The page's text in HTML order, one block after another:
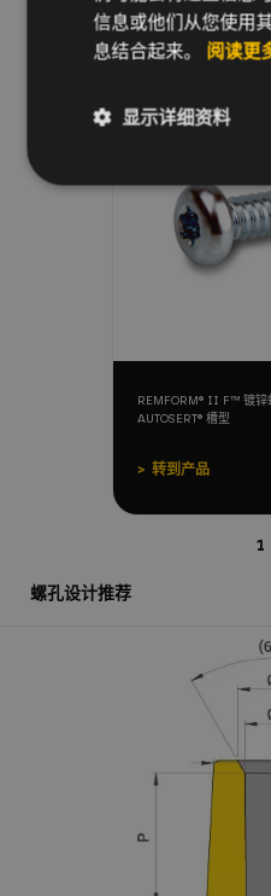
REMFORM® II F™ 镀锌
AUTOSERT® 槽型
转到产品
1
螺孔设计推荐
信息或他们从您使用
息结合起来。 阅读更
显示详细资料